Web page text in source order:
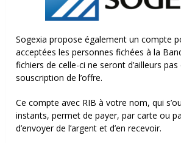
Sogexia propose également un compte
acceptées les personnes fichées à la
fichiers de celle-ci ne seront d’ailleurs
souscription de l’offre.
Ce compte avec RIB à votre nom, qui
instants, permet de payer, par carte ou
d’envoyer de l’argent et d’en recevoir.